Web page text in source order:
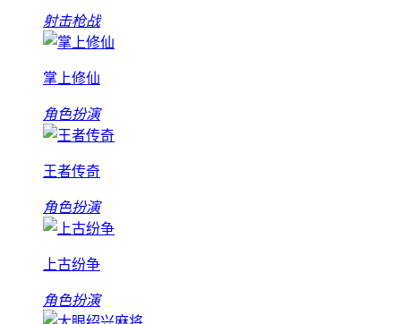
射击枪战
掌上修仙
角色扮演
王者传奇
角色扮演
上古纷争
角色扮演